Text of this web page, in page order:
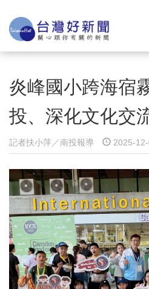
炎峰國小跨海
投、深化文化交
記者扶小萍／南投報導 2025-